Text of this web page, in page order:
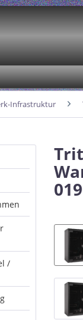
Infrastruktur
/